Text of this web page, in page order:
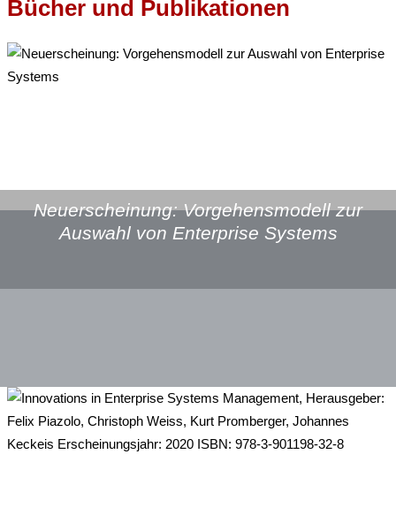
Bücher und Publikationen
Neuerscheinung: Vorgehensmodell zur
Auswahl von Enterprise Systems